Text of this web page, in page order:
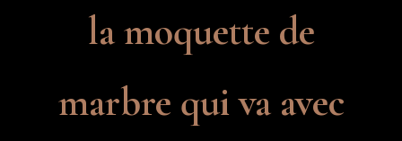
la moquette de
marbre qui va avec